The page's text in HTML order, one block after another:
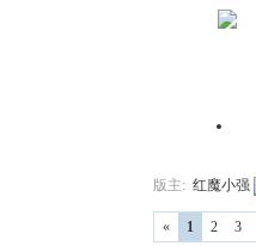
版主: 红魔小强
« 1 2 3